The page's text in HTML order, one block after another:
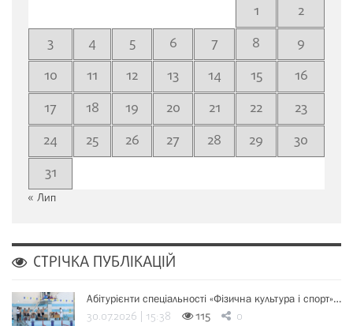
1
2
3
4 5 6 7 8
9
10
11 12 13 14 15
16
17
18 19 20 21 22
23
24
25 26 27 28 29
30
31
« Лип
СТРІЧКА ПУБЛІКАЦІЙ
Абітурієнти спеціальності «Фізична культура і спорт»…
30.07.2026 | 15:38 115 0